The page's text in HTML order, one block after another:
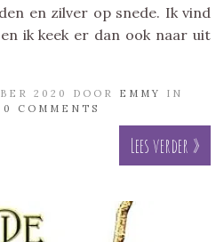
en zilver op snede. Ik vind
ik keek er dan ook naar uit
2020 DOOR EMMY
IN
0 COMMENTS
Lees verder »